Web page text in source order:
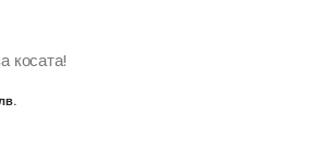
косата!